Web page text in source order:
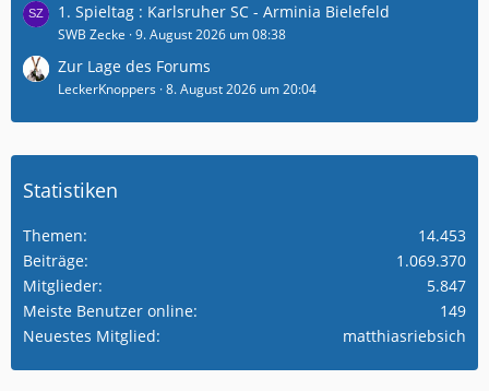
1. Spieltag : Karlsruher SC - Arminia Bielefeld
SWB Zecke 9. August 2026 um 08:38
Zur Lage des Forums
LeckerKnoppers 8. August 2026 um 20:04
Statistiken
Themen
14.453
Beiträge
1.069.370
Mitglieder
5.847
Meiste Benutzer online
149
Neuestes Mitglied
matthiasriebsich